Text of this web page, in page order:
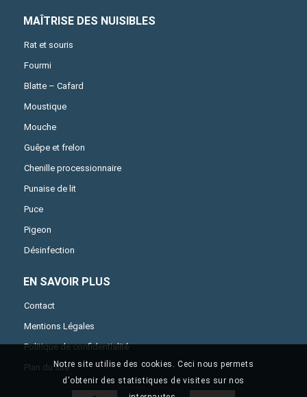
MAÎTRISE DES NUISIBLES
Rat et souris
Fourmi
Blatte – Cafard
Moustique
Mouche
Guêpe et frelon
Chenille processionnaire
Punaise de lit
Puce
Pigeon
Désinfection
EN SAVOIR PLUS
Contact
Mentions Légales
Politique de confidentialité
Plan du siteNotre site utilise des cookies. Ceci nous permets
d'obtenir des statistiques de visites sur nos